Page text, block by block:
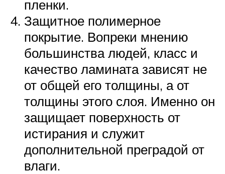
пленки.
Защитное полимерное
покрытие. Вопреки мнению
большинства людей, класс и
качество ламината зависят не
от общей его толщины, а от
толщины этого слоя. Именно он
защищает поверхность от
истирания и служит
дополнительной преградой от
влаги.